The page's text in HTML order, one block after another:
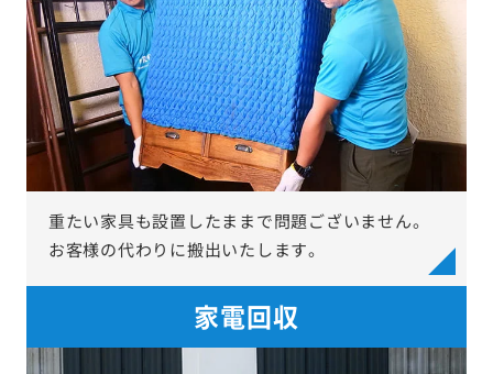
重たい家具も設置したままで問題ございません。
お客様の代わりに搬出いたします。
家電回収